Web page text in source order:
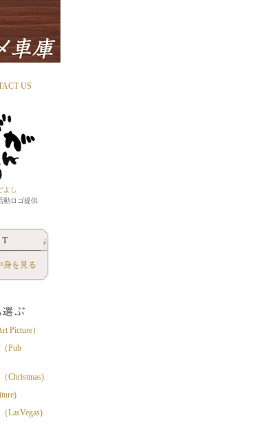
US
よし
動ロゴ提供
身を見る
Picture）
Pub
Christmas)
LasVegas)